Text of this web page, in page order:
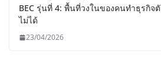
BEC รุ่นที่ 4: พื้นที่วงในของคนทำธุรกิจ
ไม่ได้
23/04/2026